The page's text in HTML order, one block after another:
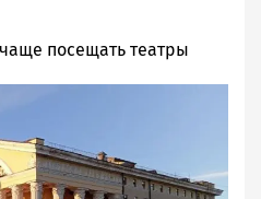
посещать театры